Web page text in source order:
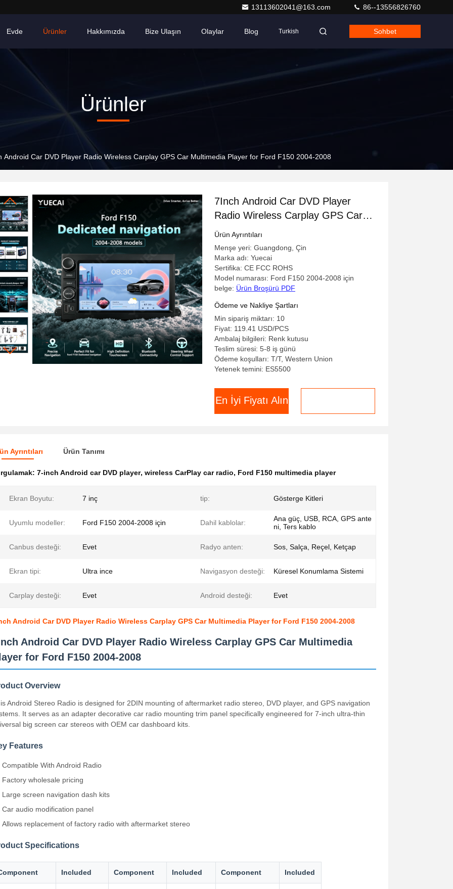
13113602041@163.com 86--13556826760
Evde Ürünler Hakkımızda Bize Ulaşın Olaylar Blog Turkish Sohbet
Ürünler
Android Car DVD Player Radio Wireless Carplay GPS Car Multimedia Player for Ford F150 2004-2008
7Inch Android Car DVD Player
Radio Wireless Carplay GPS Car
Multimedia Player for Ford F150
2004-2008
Ürün Ayrıntıları
Menşe yeri: Guangdong, Çin
Marka adı: Yuecai
Sertifika: CE FCC ROHS
Model numarası: Ford F150 2004-2008 için
belge: Ürün Broşürü PDF
Ödeme ve Nakliye Şartları
Min sipariş miktarı: 10
Fiyat: 119.41 USD/PCS
Ambalaj bilgileri: Renk kutusu
Teslim süresi: 5-8 iş günü
Ödeme koşulları: T/T, Western Union
Yetenek temini: ES5500
En İyi Fiyatı Alın
Ayrıntıları Ürün Tanımı
7-inch Android car DVD player, wireless CarPlay car radio, Ford F150 multimedia player
Ekran Boyutu: 7 inç tip: Gösterge Kitleri
Uyumlu modeller: Ford F150 2004-2008 için Dahil kablolar:
Ana güç, USB, RCA, GPS ante
ni, Ters kablo
Canbus desteği: Evet Radyo anten: Sos, Salça, Reçel, Ketçap
Ekran tipi: Ultra ince Navigasyon desteği: Küresel Konumlama Sistemi
Carplay desteği: Evet Android desteği: Evet
Android Car DVD Player Radio Wireless Carplay GPS Car Multimedia Player for Ford F150 2004-2008
Android Car DVD Player Radio Wireless Carplay GPS Car Multimedia
for Ford F150 2004-2008
Overview
Android Stereo Radio is designed for 2DIN mounting of aftermarket radio stereo, DVD player, and GPS navigation
It serves as an adapter decorative car radio mounting trim panel specifically engineered for 7-inch ultra-thin
big screen car stereos with OEM car dashboard kits.
Features
Compatible With Android Radio
Factory wholesale pricing
Large screen navigation dash kits
Car audio modification panel
Allows replacement of factory radio with aftermarket stereo
Specifications
Included Component Included Component Included